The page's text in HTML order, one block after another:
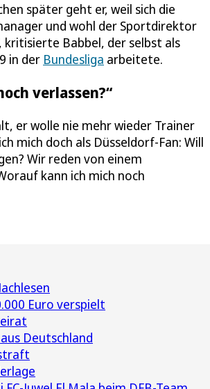
später geht er, weil sich die
und wohl der Sportdirektor
kritisierte Babbel, der selbst als
in der Bundesliga arbeitete.
verlassen?“
er wolle nie mehr wieder Trainer
mich doch als Düsseldorf-Fan: Will
Wir reden von einem
kann ich mich noch
Euro verspielt
Deutschland